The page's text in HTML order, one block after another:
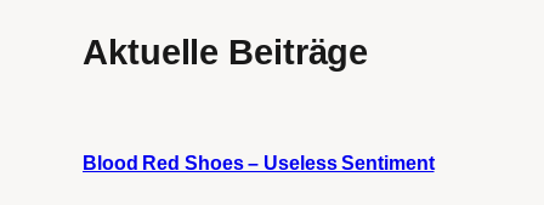
Aktuelle Beiträge
Blood Red Shoes – Useless Sentiment